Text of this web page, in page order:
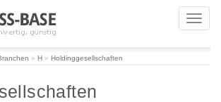
» H » Holdinggesellschaften